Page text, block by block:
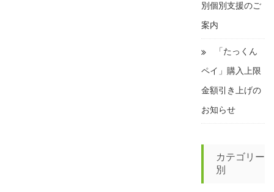
別個別支援のご
案内
「たっくん
ペイ」購入上限
金額引き上げの
お知らせ
カテゴリー
別